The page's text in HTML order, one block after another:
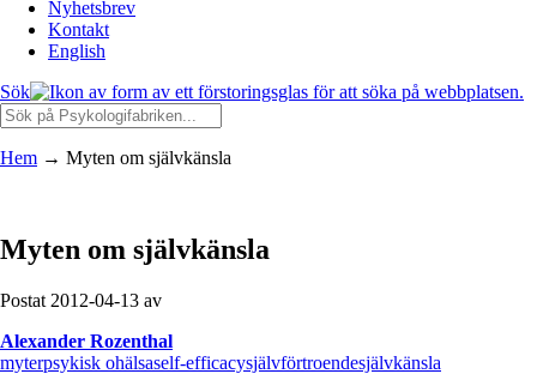
Nyhetsbrev
Kontakt
English
Sök
Hem → Myten om självkänsla
Myten om självkänsla
Postat 2012-04-13 av
Alexander Rozenthal
myterpsykisk ohälsaself-efficacysjälvförtroendesjälvkänsla